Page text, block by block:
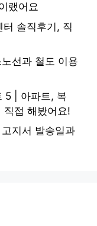
랬어요
솔직후기, 직
선과 철도 이용
5 | 아파트, 복
직접 해봤어요!
지서 발송일과